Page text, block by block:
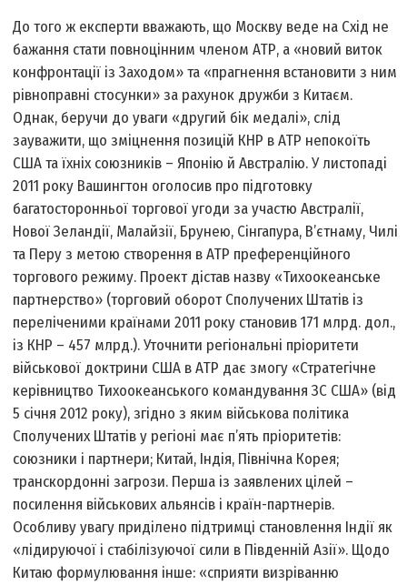
До того ж експерти вважають, що Москву веде на Схід не
бажання стати повноцінним членом АТР, а «новий виток
конфронтації із Заходом» та «прагнення встановити з ним
рівноправні стосунки» за рахунок дружби з Китаєм.
Однак, беручи до уваги «другий бік медалі», слід
зауважити, що зміцнення позицій КНР в АТР непокоїть
США та їхніх союзників – Японію й Австралію. У листопаді
2011 року Вашингтон оголосив про підготовку
багатосторонньої торгової угоди за участю Австралії,
Нової Зеландії, Малайзії, Брунею, Сінгапура, В’єтнаму, Чилі
та Перу з метою створення в АТР преференційного
торгового режиму. Проект дістав назву «Тихоокеанське
партнерство» (торговий оборот Сполучених Штатів із
переліченими країнами 2011 року становив 171 млрд. дол.,
із КНР – 457 млрд.). Уточнити регіональні пріоритети
військової доктрини США в АТР дає змогу «Стратегічне
керівництво Тихоокеанського командування ЗС США» (від
5 січня 2012 року), згідно з яким військова політика
Сполучених Штатів у регіоні має п’ять пріоритетів:
союзники і партнери; Китай, Індія, Північна Корея;
транскордонні загрози. Перша із заявлених цілей –
посилення військових альянсів і країн-партнерів.
Особливу увагу приділено підтримці становлення Індії як
«лідируючої і стабілізуючої сили в Південній Азії». Щодо
Китаю формулювання інше: «сприяти визріванню